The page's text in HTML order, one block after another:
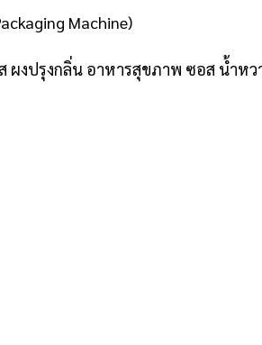
Machine)
ผงปรุงกลิ่น อาหารสุขภาพ ซอส น้ำหว